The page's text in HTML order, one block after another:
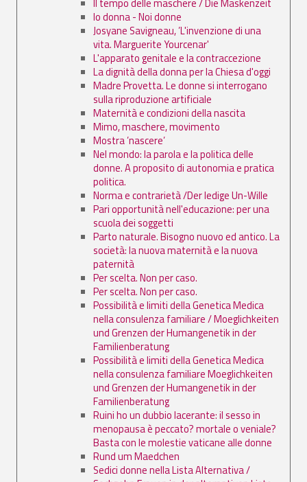
Io donna - Noi donne
Josyane Savigneau, ’L'invenzione di una
vita. Marguerite Yourcenar'
L'apparato genitale e la contraccezione
La dignità della donna per la Chiesa d'oggi
Madre Provetta. Le donne si interrogano
sulla riproduzione artificiale
Maternità e condizioni della nascita
Mimo, maschere, movimento
Mostra ’nascere’
Nel mondo: la parola e la politica delle
donne. A proposito di autonomia e pratica
politica.
Norma e contrarietà /Der ledige Un-Wille
Pari opportunità nell'educazione: per una
scuola dei soggetti
Parto naturale. Bisogno nuovo ed antico. La
società: la nuova maternità e la nuova
paternità
Per scelta. Non per caso.
Per scelta. Non per caso.
Possibilità e limiti della Genetica Medica
nella consulenza familiare / Moeglichkeiten
und Grenzen der Humangenetik in der
Familienberatung
Possibilità e limiti della Genetica Medica
nella consulenza familiare Moeglichkeiten
und Grenzen der Humangenetik in der
Familienberatung
Ruini ho un dubbio lacerante: il sesso in
menopausa è peccato? mortale o veniale?
Basta con le molestie vaticane alle donne
Rund um Maedchen
Sedici donne nella Lista Alternativa /